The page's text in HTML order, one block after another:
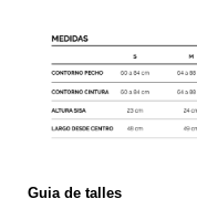
Guia de talles